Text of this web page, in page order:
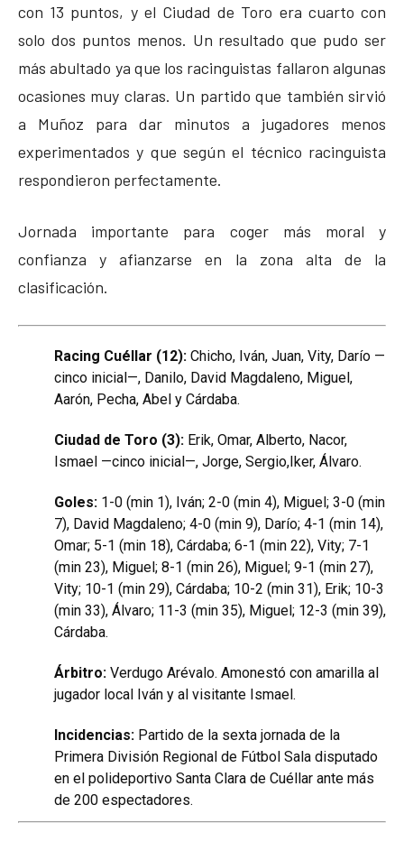
con 13 puntos, y el Ciudad de Toro era cuarto con
solo dos puntos menos. Un resultado que pudo ser
más abultado ya que los racinguistas fallaron algunas
ocasiones muy claras. Un partido que también sirvió
a Muñoz para dar minutos a jugadores menos
experimentados y que según el técnico racinguista
respondieron perfectamente.
Jornada importante para coger más moral y
confianza y afianzarse en la zona alta de la
clasificación.
Racing Cuéllar (12): Chicho, Iván, Juan, Vity, Darío —
cinco inicial—, Danilo, David Magdaleno, Miguel,
Aarón, Pecha, Abel y Cárdaba.
Ciudad de Toro (3): Erik, Omar, Alberto, Nacor,
Ismael —cinco inicial—, Jorge, Sergio,Iker, Álvaro.
Goles: 1-0 (min 1), Iván; 2-0 (min 4), Miguel; 3-0 (min
7), David Magdaleno; 4-0 (min 9), Darío; 4-1 (min 14),
Omar; 5-1 (min 18), Cárdaba; 6-1 (min 22), Vity; 7-1
(min 23), Miguel; 8-1 (min 26), Miguel; 9-1 (min 27),
Vity; 10-1 (min 29), Cárdaba; 10-2 (min 31), Erik; 10-3
(min 33), Álvaro; 11-3 (min 35), Miguel; 12-3 (min 39),
Cárdaba.
Árbitro: Verdugo Arévalo. Amonestó con amarilla al
jugador local Iván y al visitante Ismael.
Incidencias: Partido de la sexta jornada de la
Primera División Regional de Fútbol Sala disputado
en el polideportivo Santa Clara de Cuéllar ante más
de 200 espectadores.